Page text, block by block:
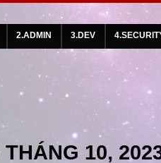
2.ADMIN 3.DEV
10,